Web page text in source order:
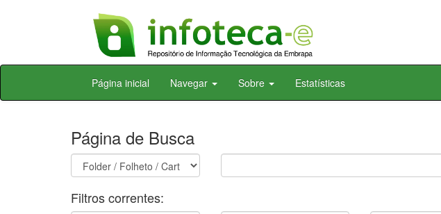
Skip
Página inicial Navegar Sobre Estatísticas
Página de Busca
Filtros correntes: